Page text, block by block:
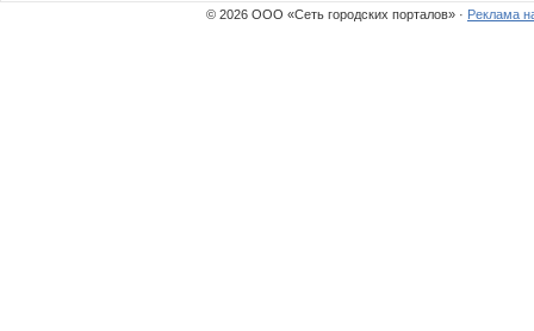
© 2026 ООО «Сеть городских порталов» · Реклама